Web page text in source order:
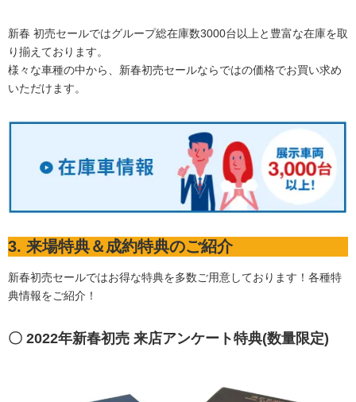
新春 初売セールではグループ総在庫数3000台以上と豊富な在庫を取
り揃えております。
様々な車種の中から、新春初売セールならではの価格でお買い求め
いただけます。
3. 来場特典＆成約特典のご紹介
新春初売セールではお得な特典を多数ご用意しております！各種特
典情報をご紹介！
〇 2022年新春初売 来店アンケート特典(数量限定)